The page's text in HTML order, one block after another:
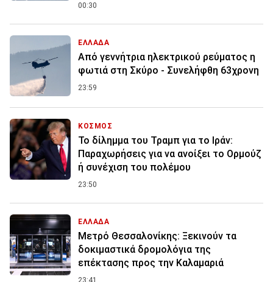
00:30
ΕΛΛΑΔΑ
Από γεννήτρια ηλεκτρικού ρεύματος η
φωτιά στη Σκύρο - Συνελήφθη 63χρονη
23:59
ΚΟΣΜΟΣ
Το δίλημμα του Τραμπ για το Ιράν:
Παραχωρήσεις για να ανοίξει το Ορμούζ
ή συνέχιση του πολέμου
23:50
ΕΛΛΑΔΑ
Μετρό Θεσσαλονίκης: Ξεκινούν τα
δοκιμαστικά δρομολόγια της
επέκτασης προς την Καλαμαριά